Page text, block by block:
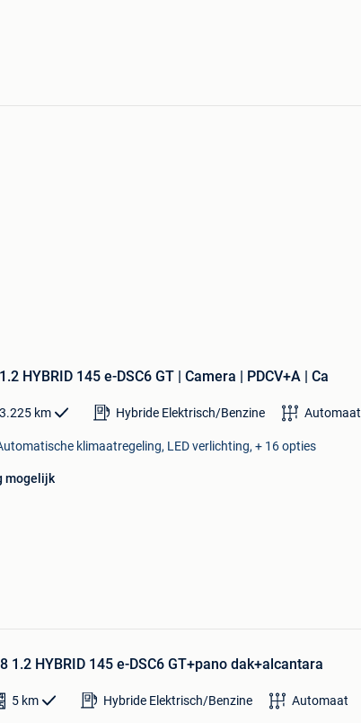
HYBRID 145 e-DSC6 GT | Camera | PDCV+A | Ca
3.225 km Hybride Elektrisch/Benzine Automaat
klimaatregeling, LED verlichting, + 16 opties
mogelijk
1.2 HYBRID 145 e-DSC6 GT+pano dak+alcantara
5 km Hybride Elektrisch/Benzine Automaat